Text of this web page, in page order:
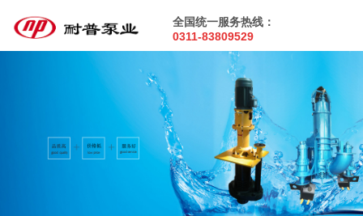
全国统一服务热线：
0311-83809529